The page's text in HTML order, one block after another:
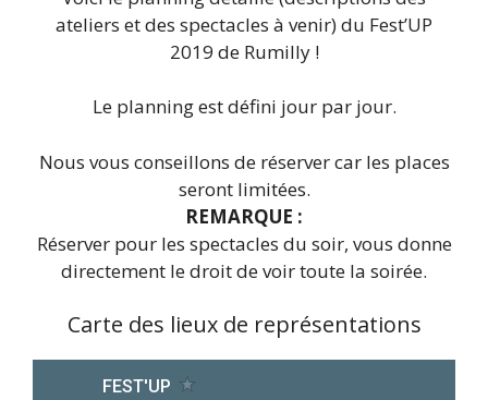
ateliers et des spectacles à venir) du Fest’UP
2019 de Rumilly !
Le planning est défini jour par jour.
Nous vous conseillons de réserver car les places
seront limitées.
REMARQUE :
Réserver pour les spectacles du soir, vous donne
directement le droit de voir toute la soirée.
Carte des lieux de représentations